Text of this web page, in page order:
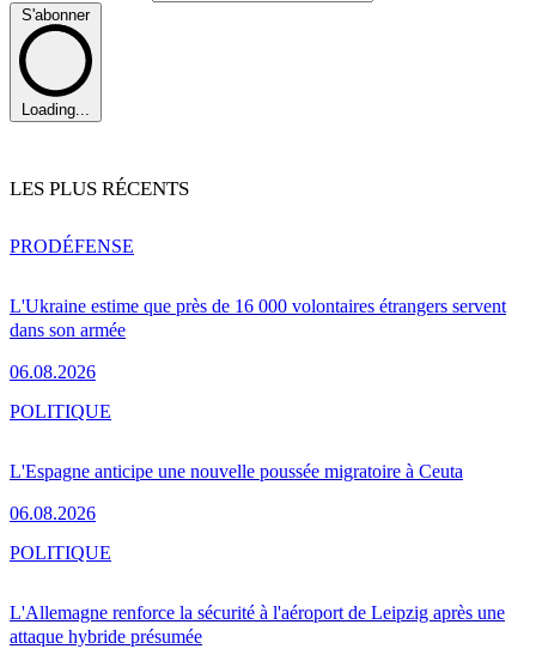
S'abonner
Loading...
LES PLUS RÉCENTS
L'Ukraine estime que près de 16 000 volontaires étrangers servent
dans son armée
06.08.2026
PRODÉFENSE
L'Espagne anticipe une nouvelle poussée migratoire à Ceuta
06.08.2026
POLITIQUE
L'Allemagne renforce la sécurité à l'aéroport de Leipzig après une
attaque hybride présumée
POLITIQUE